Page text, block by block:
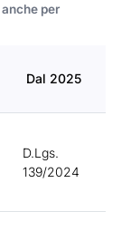
per
Dal 2025
D.Lgs.
139/2024